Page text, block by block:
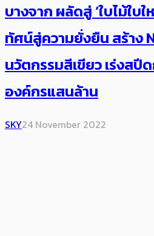
บางจาก ผลัดสู่ ‘ใบไม้ใบ
ทัศน์สู่ความยั่งยืน สร้าง
นวัตกรรมสีเขียว ​เร่งสปีด
องค์กรแสนล้าน
SKY24 November 2022